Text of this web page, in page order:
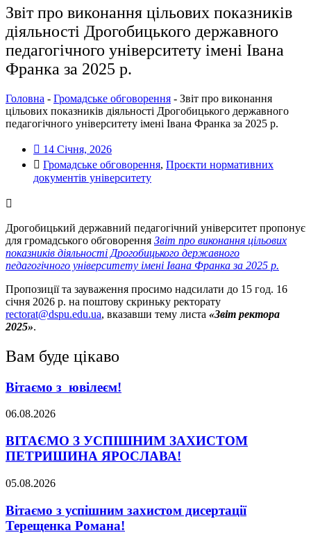
Звіт про виконання цільових показників
діяльності Дрогобицького державного
педагогічного університету імені Івана
Франка за 2025 р.
Головна - Громадське обговорення - Звіт про виконання
цільових показників діяльності Дрогобицького державного
педагогічного університету імені Івана Франка за 2025 р.
14 Січня, 2026
Громадське обговорення, Проєкти нормативних
документів університету
Дрогобицький державний педагогічний університет пропонує
для громадського обговорення Звіт про виконання цільових
показників діяльності Дрогобицького державного
педагогічного університету імені Івана Франка за 2025 р.
Пропозиції та зауваження просимо надсилати до 15 год. 16
січня 2026 р. на поштову скриньку ректорату
rectorat@dspu.edu.ua, вказавши тему листа «Звіт ректора
2025».
Вам буде цікаво
Вітаємо з ювілеєм!
06.08.2026
ВІТАЄМО З УСПІШНИМ ЗАХИСТОМ
ПЕТРИШИНА ЯРОСЛАВА!
05.08.2026
Вітаємо з успішним захистом дисертації
Терещенка Романа!